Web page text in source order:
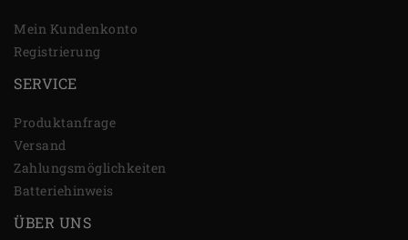
Mein Kundenkonto
Registrierung
SERVICE
Produktanfrage
Versand
Zahlungsmöglichkeiten
Batteriehinweis
ÜBER UNS